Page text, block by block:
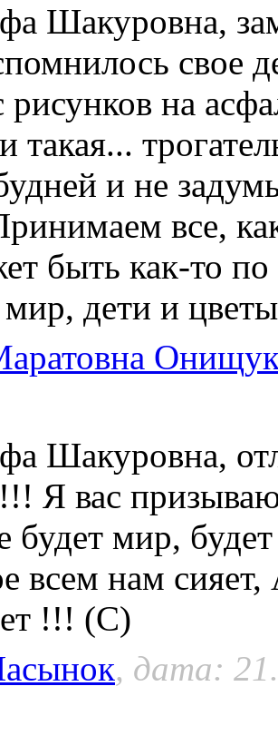
Шакуровна,
свое
рисунков на
такая...
и не
все,
быть как-то
мир, дети и цветы
Шакуровна,
Я вас
будет мир,
всем нам
!!! (С)
, дата: